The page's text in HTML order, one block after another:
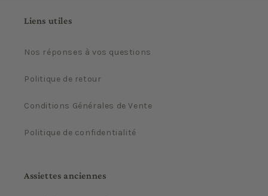
Liens utiles
Nos réponses à vos questions
Politique de retour
Conditions Générales de Vente
Politique de confidentialité
Assiettes anciennes